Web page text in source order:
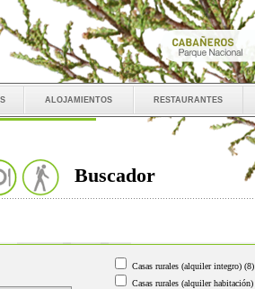
alojamientos restaurantes
Buscador
Casas rurales (alquiler integro) (8)
Casas rurales (alquiler habitación)